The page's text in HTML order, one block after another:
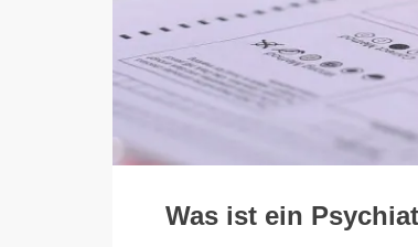
Was ist ein